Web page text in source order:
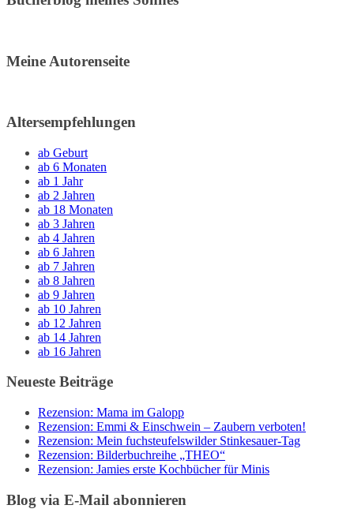
Meine Autorenseite
Altersempfehlungen
ab Geburt
ab 6 Monaten
ab 1 Jahr
ab 2 Jahren
ab 18 Monaten
ab 3 Jahren
ab 4 Jahren
ab 6 Jahren
ab 7 Jahren
ab 8 Jahren
ab 9 Jahren
ab 10 Jahren
ab 12 Jahren
ab 14 Jahren
ab 16 Jahren
Neueste Beiträge
Rezension: Mama im Galopp
Rezension: Emmi & Einschwein – Zaubern verboten!
Rezension: Mein fuchsteufelswilder Stinkesauer-Tag
Rezension: Bilderbuchreihe „THEO“
Rezension: Jamies erste Kochbücher für Minis
Blog via E-Mail abonnieren